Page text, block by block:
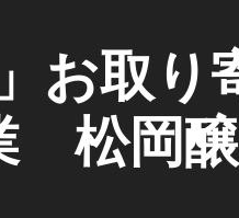
お取り
松岡醸